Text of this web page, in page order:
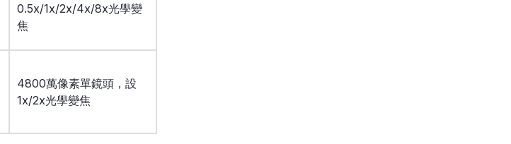
0.5x/1x/2x/4x/8x光學變
焦
4800萬像素單鏡頭，設
1x/2x光學變焦